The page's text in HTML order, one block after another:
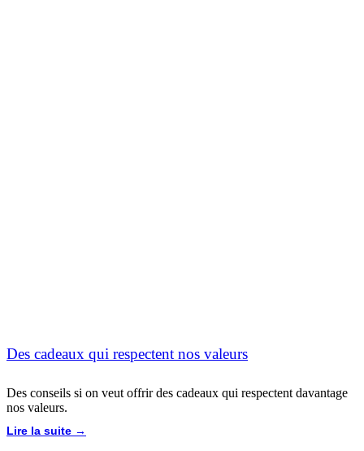
Des cadeaux qui respectent nos valeurs
Des conseils si on veut offrir des cadeaux qui respectent davantage
nos valeurs.
Lire la suite →